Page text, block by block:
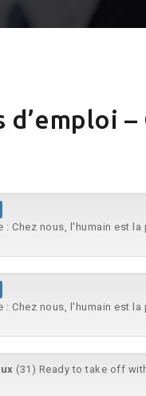
–
Chez nous, l'humain est
Chez nous, l'humain est
(31) Ready to take off